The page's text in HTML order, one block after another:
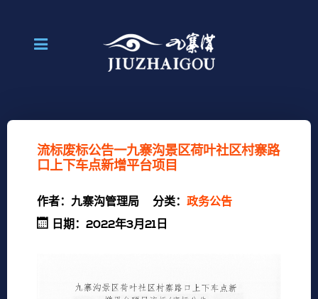
流标废标公告一九寨沟景区荷叶社区村寨路
口上下车点新增平台项目
作者： 九寨沟管理局 分类： 政务公告
日期：2022年3月21日